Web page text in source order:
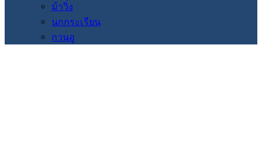
ม้าวิ่ง
นกกระเรียน
กวนอู